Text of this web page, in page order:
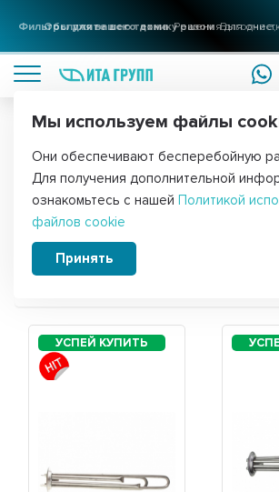
Фильтры для вашего домаРешения для
Главная
Запчасти для
LZR
Мы используем файлы
Они обеспечивают бесперебойную
Для получения дополнительной
ознакомьтесь с нашей Политикой
файлов cookie
Принять